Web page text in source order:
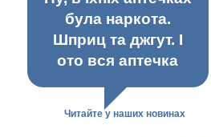
була наркота.
Шприц та джгут. І
ото вся аптечка
Читайте у наших новинах